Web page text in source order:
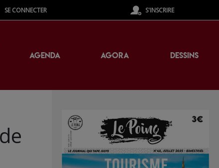
SE CONNECTER S'INSCRIRE
AGENDA AGORA DESSINS